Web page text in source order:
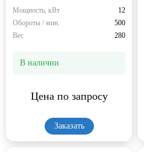
Мощность, кВт
12
Обороты / мин.
500
Вес
280
В наличии
Цена по запросу
Заказать